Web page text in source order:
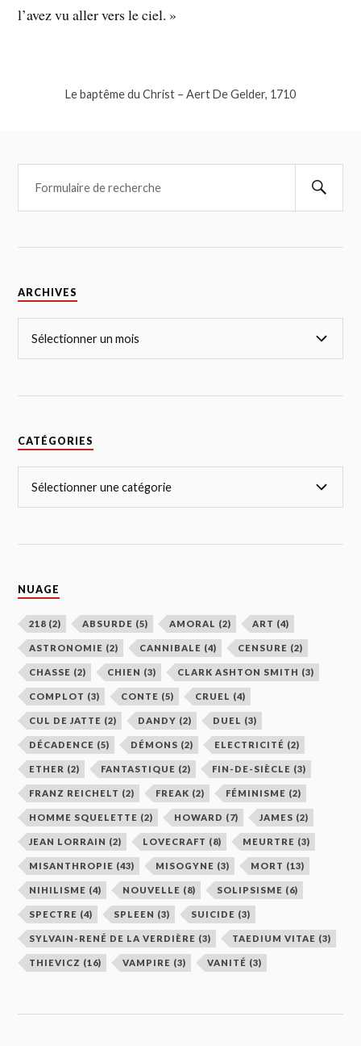
l’avez vu aller vers le ciel. »
Le baptême du Christ – Aert De Gelder, 1710
ARCHIVES
CATÉGORIES
NUAGE
218 (2) ABSURDE (5) AMORAL (2) ART (4)
ASTRONOMIE (2) CANNIBALE (4) CENSURE (2)
CHASSE (2) CHIEN (3) CLARK ASHTON SMITH (3)
COMPLOT (3) CONTE (5) CRUEL (4)
CUL DE JATTE (2) DANDY (2) DUEL (3)
DÉCADENCE (5) DÉMONS (2) ELECTRICITÉ (2)
ETHER (2) FANTASTIQUE (2) FIN-DE-SIÈCLE (3)
FRANZ REICHELT (2) FREAK (2) FÉMINISME (2)
HOMME SQUELETTE (2) HOWARD (7) JAMES (2)
JEAN LORRAIN (2) LOVECRAFT (8) MEURTRE (3)
MISANTHROPIE (43) MISOGYNE (3) MORT (13)
NIHILISME (4) NOUVELLE (8) SOLIPSISME (6)
SPECTRE (4) SPLEEN (3) SUICIDE (3)
SYLVAIN-RENÉ DE LA VERDIÈRE (3) TAEDIUM VITAE (3)
THIEVICZ (16) VAMPIRE (3) VANITÉ (3)